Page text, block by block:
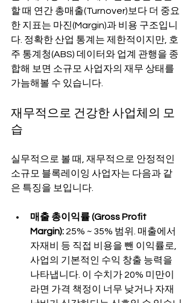
할 때 연간 총매출(Turnover)보다 더 중요
한 지표는 마진(Margin)과 비용 구조입니
다. 정확한 산업 통계는 제한적이지만, 호
주 통계청(ABS) 데이터와 업계 관행을 종
합해 보면 소규모 사업자의 재무 상태를
가늠해볼 수 있습니다.
재무적으로 건강한 사업체의 모
습
실무적으로 볼 때, 재무적으로 안정적인
소규모 블록레이잉 사업자는 다음과 같
은 특징을 보입니다.
매출 총이익률 (Gross Profit
Margin): 25% ~ 35% 범위. 매출에서
자재비 등 직접 비용을 뺀 이익률로,
사업의 기본적인 수익 창출 능력을
나타냅니다. 이 수치가 20% 미만이
라면 가격 책정이 너무 낮거나 자재